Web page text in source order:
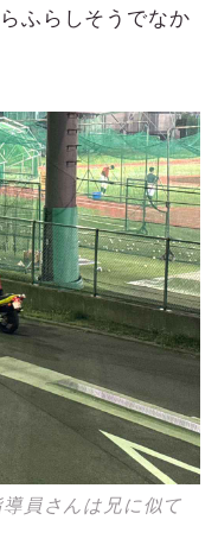
ふらしそうでなか
員さんは兄に似て